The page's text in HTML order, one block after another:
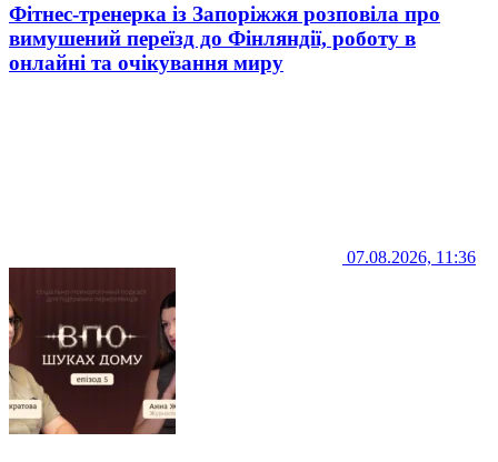
Фітнес-тренерка із Запоріжжя розповіла про
вимушений переїзд до Фінляндії, роботу в
онлайні та очікування миру
07.08.2026, 11:36